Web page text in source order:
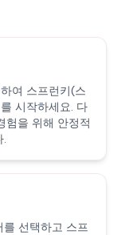
여 스프런키(스
시작하세요. 다
험을 위해 안정적
.
선택하고 스프